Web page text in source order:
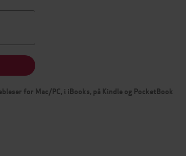
for Mac/PC, i iBooks, på Kindle og PocketBook